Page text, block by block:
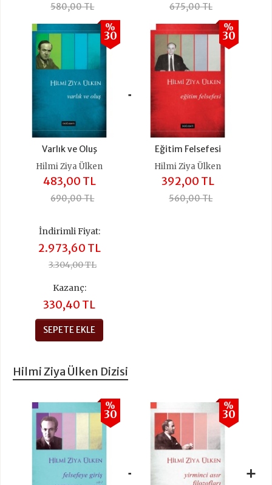
580,00 TL 675,00 TL
Varlık ve Oluş
%
30
Hilmi Ziya Ülken
483,00 TL
690,00 TL
+
Eğitim Felsefesi
%
30
Hilmi Ziya Ülken
392,00 TL
560,00 TL
İndirimli Fiyat:
2.973,60 TL
3.304,00 TL
Kazanç:
330,40 TL
SEPETE EKLE
Hilmi Ziya Ülken Dizisi
%
30
+
%
30
+